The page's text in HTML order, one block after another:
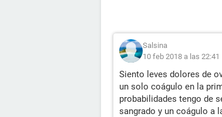
Salsina
10 feb 2018 a las 22:41
Siento leves dolores de
un solo coágulo en la
probabilidades tengo de
sangrado y un coágulo a